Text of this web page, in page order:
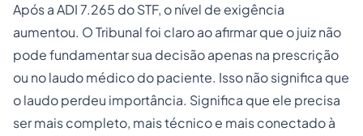
Após a ADI 7.265 do STF, o nível de exigência
aumentou. O Tribunal foi claro ao afirmar que o juiz não
pode fundamentar sua decisão apenas na prescrição
ou no laudo médico do paciente. Isso não significa que
o laudo perdeu importância. Significa que ele precisa
ser mais completo, mais técnico e mais conectado à